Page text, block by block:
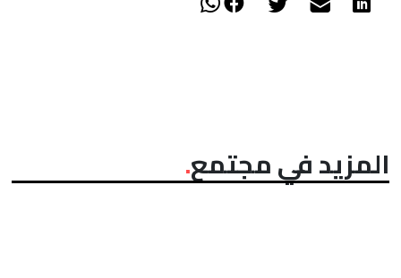
المزيد في مجتمع